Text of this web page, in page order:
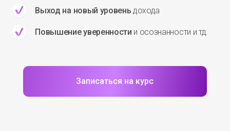
Выход на новый уровень дохода
Повышение уверенности и осознанности и тд.
Записаться на курс